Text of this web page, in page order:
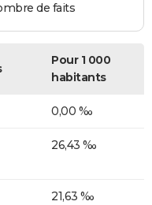
de faits
Pour 1 000
habitants
0,00 ‰
26,43 ‰
21,63 ‰